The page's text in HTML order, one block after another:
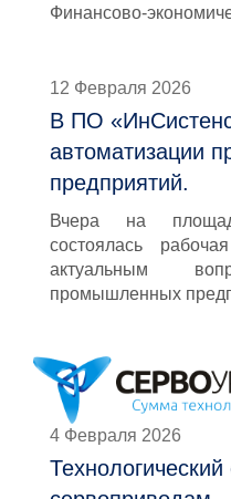
Финансово-
12 Февраля 2026
В ПО
автоматизации
предприятий.
Вчера на
состоялась
актуальным
промышленных
4 Февраля 2026